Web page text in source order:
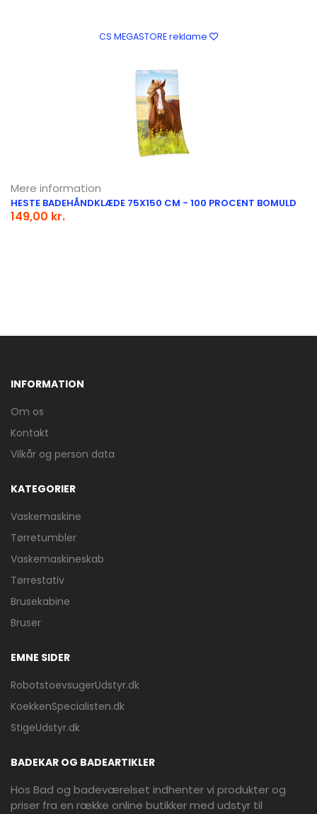
CS MEGASTORE reklame
Mere information
HESTE BADEHÅNDKLÆDE 75X150 CM - 100 PROCENT BOMULD
149,00 kr.
INFORMATION
Om os
Kontakt
Vilkår og person data
KATEGORIER
Vaskemaskine
Tørretumbler
Vaskemaskineskab
Tørrestativ
Brusekabine
Bruser
EMNE SIDER
RobotstoevsugerUdstyr.dk
KoekkenSpecialisten.dk
StigeUdstyr.dk
BADEKAR OG BADEARTIKLER
Hos Bad og badeværelset indhenter vi produkter og
priser fra en række online butikker med udstyr til